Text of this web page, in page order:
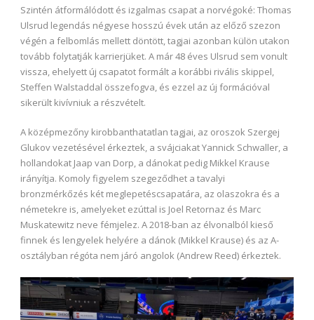
Szintén átformálódott és izgalmas csapat a norvégoké: Thomas
Ulsrud legendás négyese hosszú évek után az előző szezon
végén a felbomlás mellett döntött, tagjai azonban külön utakon
tovább folytatják karrierjüket. A már 48 éves Ulsrud sem vonult
vissza, ehelyett új csapatot formált a korábbi rivális skippel,
Steffen Walstaddal összefogva, és ezzel az új formációval
sikerült kivívniuk a részvételt.
A középmezőny kirobbanthatatlan tagjai, az oroszok Szergej
Glukov vezetésével érkeztek, a svájciakat Yannick Schwaller, a
hollandokat Jaap van Dorp, a dánokat pedig Mikkel Krause
irányítja. Komoly figyelem szegeződhet a tavalyi
bronzmérkőzés két meglepetéscsapatára, az olaszokra és a
németekre is, amelyeket ezúttal is Joel Retornaz és Marc
Muskatewitz neve fémjelez. A 2018-ban az élvonalból kieső
finnek és lengyelek helyére a dánok (Mikkel Krause) és az A-
osztályban régóta nem járó angolok (Andrew Reed) érkeztek.